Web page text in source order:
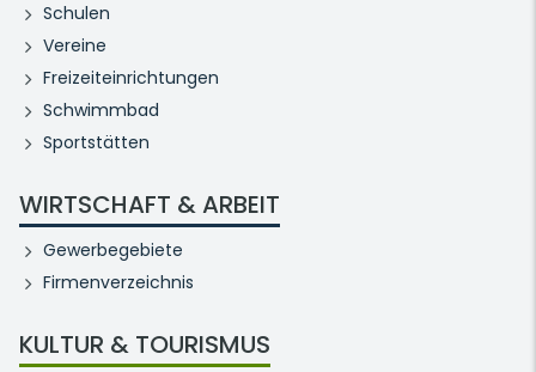
Schulen
Vereine
Freizeiteinrichtungen
Schwimmbad
Sportstätten
WIRTSCHAFT & ARBEIT
Gewerbegebiete
Firmenverzeichnis
KULTUR & TOURISMUS